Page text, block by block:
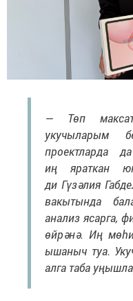
— Төп
укучыларым
проектларда
иң яраткан
ди Гүзәлия
вакытында
анализ ясарга,
өйрәнә. Иң
ышаныч туа.
алга таба